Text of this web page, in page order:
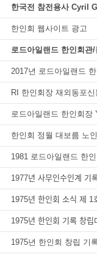
한국전 참전용사 Cyril
한인회 웹사이트 광고
로드아일랜드 한인회
2017년 로드아일랜드
RI 한인회장 재외동포
로드아일랜드 한인회장
한인회 정월 대보름 노
1981 로드아일랜드 한
1977년 사무인수인계
1975년 한인회 소식 제
1975년 한인회 기록
1975년 한인회 창립 기